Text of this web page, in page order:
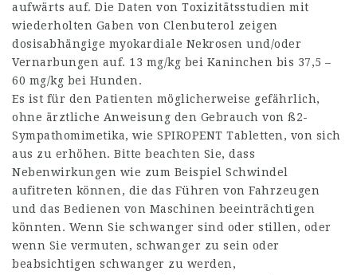
aufwärts auf. Die Daten von Toxizitätsstudien mit
wiederholten Gaben von Clenbuterol zeigen
dosisabhängige myokardiale Nekrosen und/oder
Vernarbungen auf. 13 mg/kg bei Kaninchen bis 37,5 –
60 mg/kg bei Hunden.
Es ist für den Patienten möglicherweise gefährlich,
ohne ärztliche Anweisung den Gebrauch von ß2-
Sympathomimetika, wie SPIROPENT Tabletten, von sich
aus zu erhöhen. Bitte beachten Sie, dass
Nebenwirkungen wie zum Beispiel Schwindel
aufitreten können, die das Führen von Fahrzeugen
und das Bedienen von Maschinen beeinträchtigen
könnten. Wenn Sie schwanger sind oder stillen, oder
wenn Sie vermuten, schwanger zu sein oder
beabsichtigen schwanger zu werden,